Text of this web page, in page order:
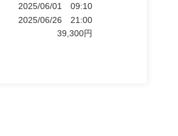
2025/06/01
09:10
2025/06/26
21:00
39,300円